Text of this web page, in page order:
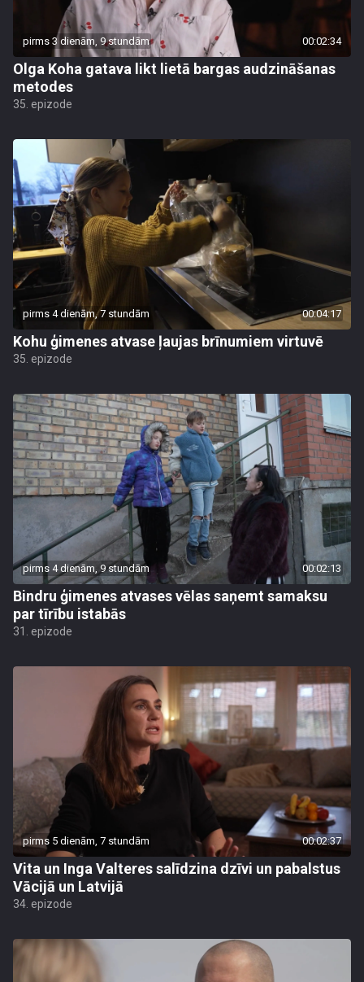
pirms 3 dienām, 9 stundām 00:02:34
Olga Koha gatava likt lietā bargas audzināšanas
metodes
35. epizode
pirms 4 dienām, 7 stundām 00:04:17
Kohu ģimenes atvase ļaujas brīnumiem virtuvē
35. epizode
pirms 4 dienām, 9 stundām 00:02:13
Bindru ģimenes atvases vēlas saņemt samaksu
par tīrību istabās
31. epizode
pirms 5 dienām, 7 stundām 00:02:37
Vita un Inga Valteres salīdzina dzīvi un pabalstus
Vācijā un Latvijā
34. epizode